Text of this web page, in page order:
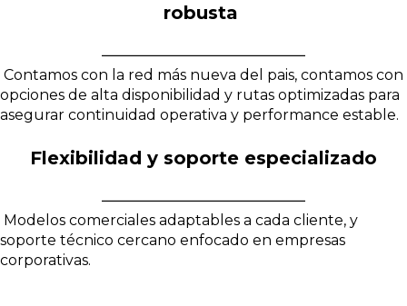
robusta
Contamos con la red más nueva del pais, contamos con
opciones de alta disponibilidad y rutas optimizadas para
asegurar continuidad operativa y performance estable.
Flexibilidad y soporte especializado
Modelos comerciales adaptables a cada cliente, y
soporte técnico cercano enfocado en empresas
corporativas.